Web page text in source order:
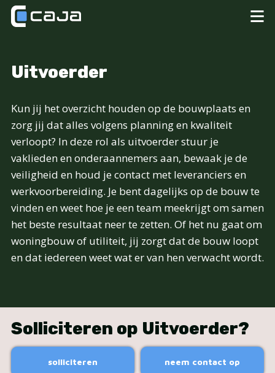
Uitvoerder
Kun jij het overzicht houden op de bouwplaats en
zorg jij dat alles volgens planning en kwaliteit
verloopt? In deze rol als uitvoerder stuur je
vaklieden en onderaannemers aan, bewaak je de
veiligheid en houd je contact met leveranciers en
werkvoorbereiding. Je bent dagelijks op de bouw te
vinden en weet hoe je een team meekrijgt om samen
het beste resultaat neer te zetten. Of het nu gaat om
woningbouw of utiliteit, jij zorgt dat de bouw loopt
en dat iedereen weet wat er van hen verwacht wordt.
Solliciteren op Uitvoerder?
solliciteren neem contact op